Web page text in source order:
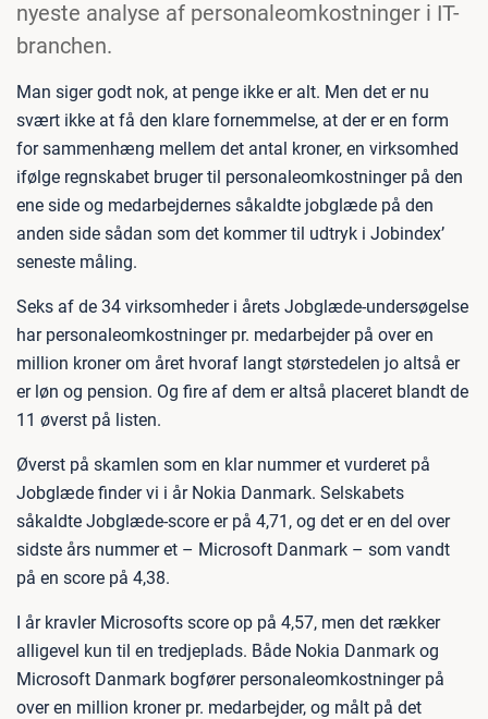
nyeste analyse af personaleomkostninger i IT-
branchen.
Man siger godt nok, at penge ikke er alt. Men det er nu
svært ikke at få den klare fornemmelse, at der er en form
for sammenhæng mellem det antal kroner, en virksomhed
ifølge regnskabet bruger til personaleomkostninger på den
ene side og medarbejdernes såkaldte jobglæde på den
anden side sådan som det kommer til udtryk i Jobindex’
seneste måling.
Seks af de 34 virksomheder i årets Jobglæde-undersøgelse
har personaleomkostninger pr. medarbejder på over en
million kroner om året hvoraf langt størstedelen jo altså er
er løn og pension. Og fire af dem er altså placeret blandt de
11 øverst på listen.
Øverst på skamlen som en klar nummer et vurderet på
Jobglæde finder vi i år Nokia Danmark. Selskabets
såkaldte Jobglæde-score er på 4,71, og det er en del over
sidste års nummer et – Microsoft Danmark – som vandt
på en score på 4,38.
I år kravler Microsofts score op på 4,57, men det rækker
alligevel kun til en tredjeplads. Både Nokia Danmark og
Microsoft Danmark bogfører personaleomkostninger på
over en million kroner pr. medarbejder, og målt på det